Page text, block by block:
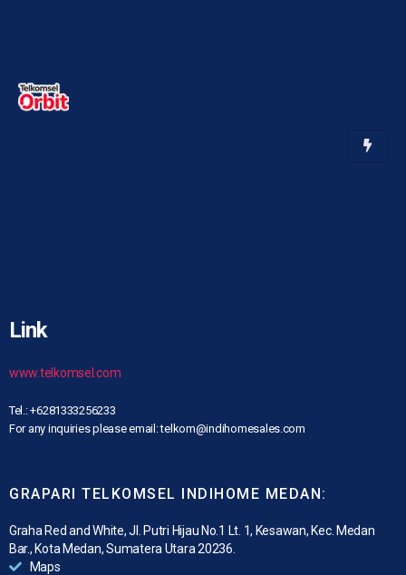
Link
www.telkomsel.com
Tel.: +6281333256233
For any inquiries please email: telkom@indihomesales.com
GRAPARI TELKOMSEL INDIHOME MEDAN:
Graha Red and White, Jl. Putri Hijau No.1 Lt. 1, Kesawan, Kec. Medan
Bar., Kota Medan, Sumatera Utara 20236.
Maps